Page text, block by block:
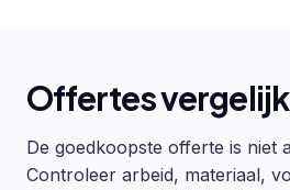
Offertes
De goedkoopste offerte is niet
Controleer arbeid, materiaal,